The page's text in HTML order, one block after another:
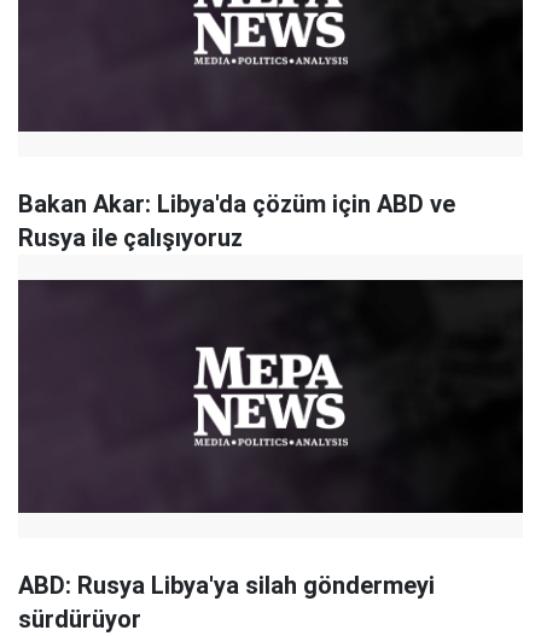
Bakan Akar: Libya'da çözüm için ABD ve
Rusya ile çalışıyoruz
ABD: Rusya Libya'ya silah göndermeyi
sürdürüyor